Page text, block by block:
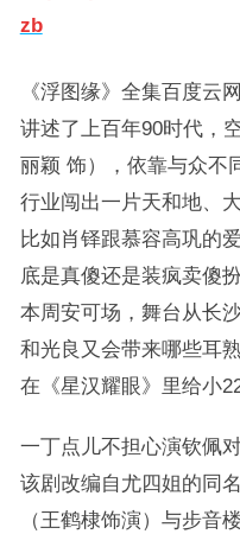
zb
《浮图缘》全集百度云
讲述了上百年90时代，
丽颖 饰），依靠与众不
行业闯出一片天和地、
比如肖铎跟慕容高巩的
底是真傻还是装疯卖傻
本周安可场，舞台从长
和光良又会带来哪些耳
在《星汉耀眼》里给小
一丁点儿不担心演钦佩
该剧改编自尤四姐的同
（王鹤棣饰演）与步音